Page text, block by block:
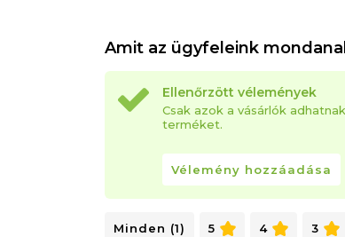
Amit az ügyfeleink
Ellenőrzött vélemények
Csak azok a vásárlók
terméket.
Vélemény hozzáadása
Minden (1) 5 4 3